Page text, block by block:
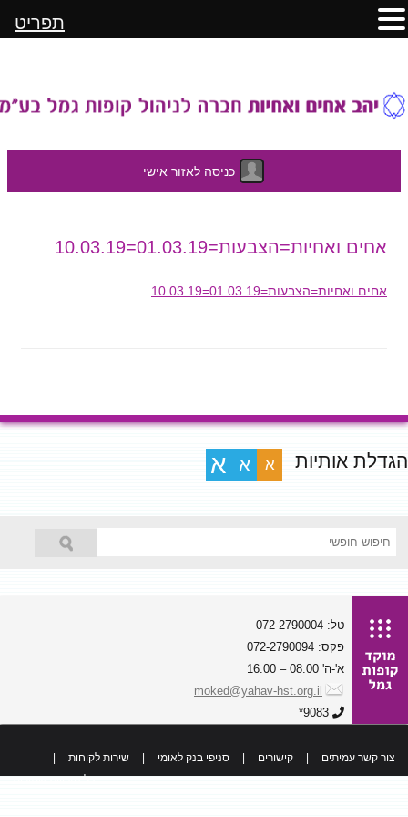
כניסה לאזור אישי
לתוכן אחים ואחיות=הצבעות=01.03.19=10.03.19
אחים ואחיות=הצבעות=01.03.19=10.03.19
הגדלת אותיות א א א
טל: 072-2790004
פקס: 072-2790094
א'-ה' 08:00 – 16:00
moked@yahav-hst.org.il
9083*
צור קשר עמיתים קישורים סניפי בנק לאומי שירות לקוחות
כל הזכויות שמורות
תפריט